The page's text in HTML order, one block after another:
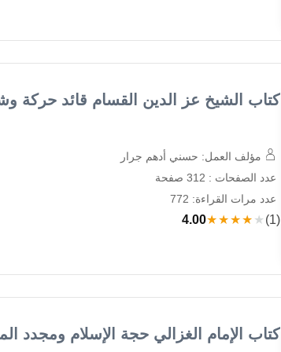
كتاب الشيخ عز الدين القسام قائد حركة
مؤلف العمل: حسني أدهم جرار
عدد الصفحات : 312 صفحة
عدد مرات القراءة: 772
4.00★★★★★ (1)
كتاب الإمام الغزالي حجة الإسلام ومجدد